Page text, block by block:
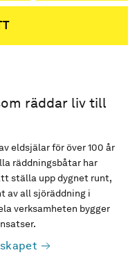
räddar liv till
eldsjälar för över 100 år
räddningsbåtar har
ställa upp dygnet runt,
av all sjöräddning i
verksamheten bygger